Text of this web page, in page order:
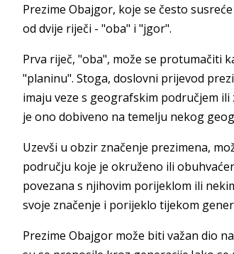
Prezime Obajgor, koje se često
od dvije riječi - "oba" i "jgor".
Prva riječ, "oba", može se protumačiti
"planinu". Stoga, doslovni prijevod
imaju veze s geografskim područjem
je ono dobiveno na temelju nekog
Uzevši u obzir značenje prezimena,
području koje je okruženo ili
povezana s njihovim porijeklom ili
svoje značenje i porijeklo tijekom
Prezime Obajgor može biti važan dio